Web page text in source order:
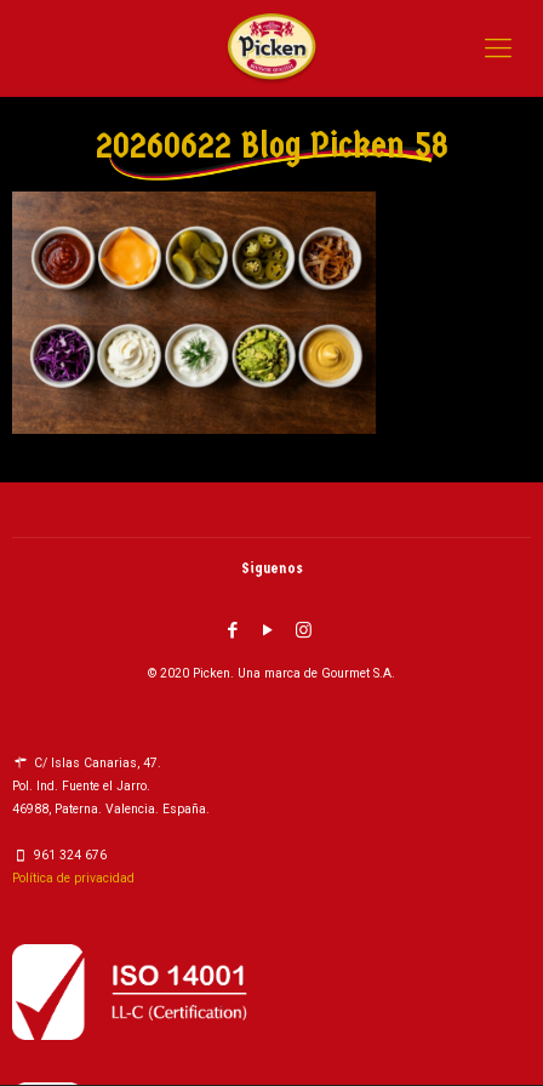
20260622 Blog Picken 58
Siguenos
© 2020 Picken. Una marca de Gourmet S.A.
C/ Islas Canarias, 47.
Pol. Ind. Fuente el Jarro.
46988, Paterna. Valencia. España.
961 324 676
Política de privacidad